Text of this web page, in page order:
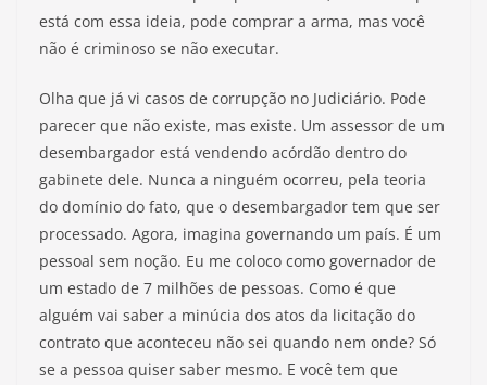
está com essa ideia, pode comprar a arma, mas você
não é criminoso se não executar.
Olha que já vi casos de corrupção no Judiciário. Pode
parecer que não existe, mas existe. Um assessor de um
desembargador está vendendo acórdão dentro do
gabinete dele. Nunca a ninguém ocorreu, pela teoria
do domínio do fato, que o desembargador tem que ser
processado. Agora, imagina governando um país. É um
pessoal sem noção. Eu me coloco como governador de
um estado de 7 milhões de pessoas. Como é que
alguém vai saber a minúcia dos atos da licitação do
contrato que aconteceu não sei quando nem onde? Só
se a pessoa quiser saber mesmo. E você tem que